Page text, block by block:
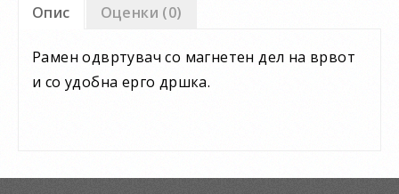
Опис Оценки (0)
Рамен одвртувач со магнетен дел на врвот
и со удобна ерго дршка.